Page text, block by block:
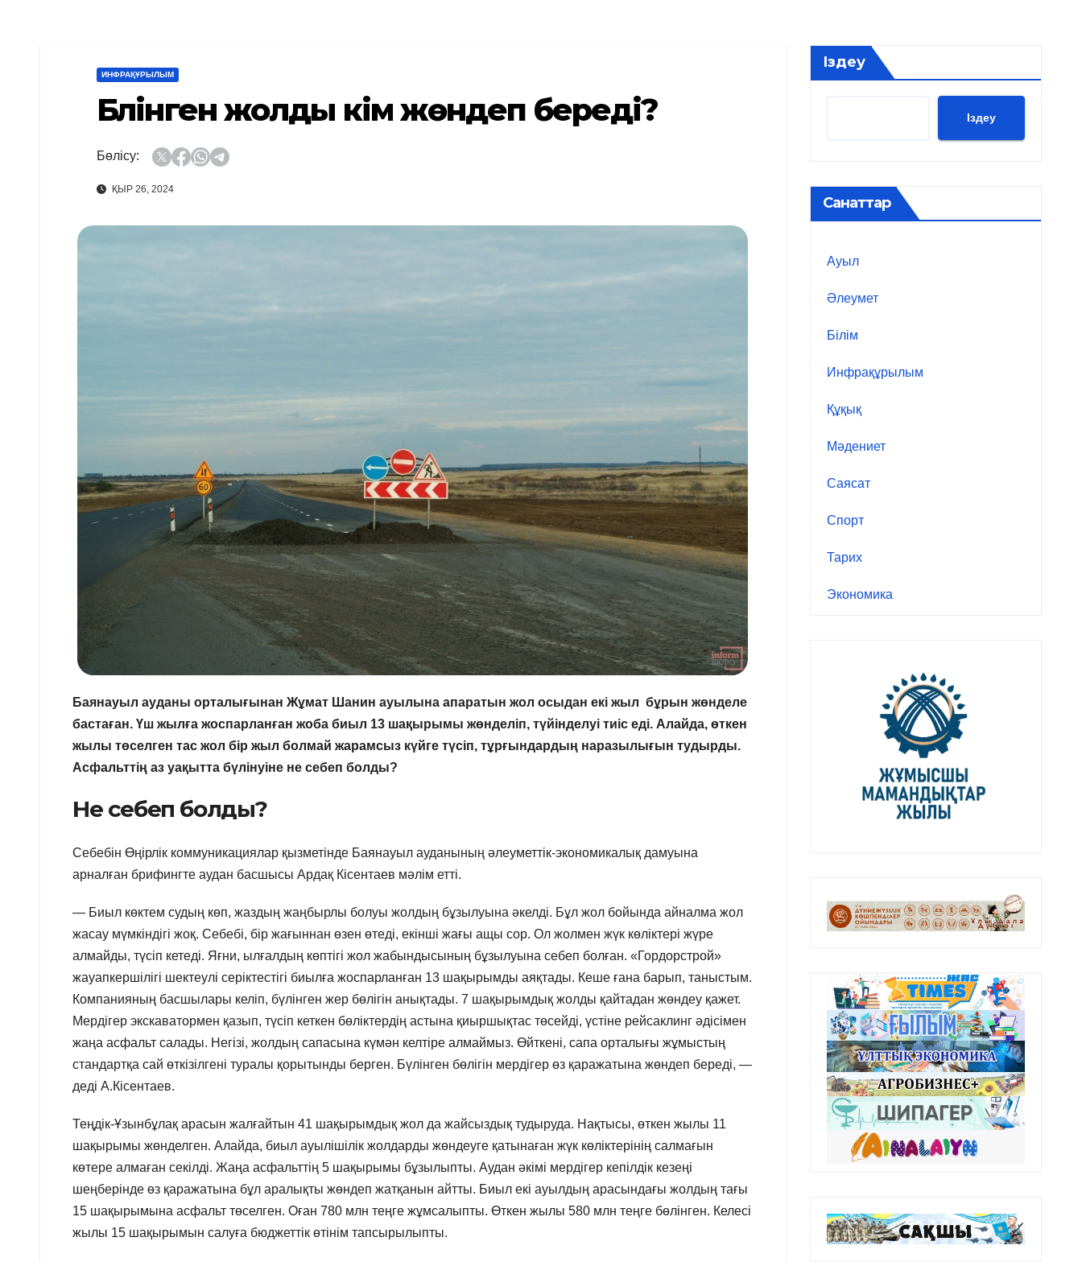
ИНФРАҚҰРЫЛЫМ
Бүлінген жолды кім жөндеп береді?
Бөлісу:
ҚЫР 26, 2024
Баянауыл ауданы орталығынан Жұмат Шанин ауылына апаратын жол осыдан екі жыл бұрын жөнделе
бастаған. Үш жылға жоспарланған жоба биыл 13 шақырымы жөнделіп, түйінделуі тиіс еді. Алайда, өткен
жылы төселген тас жол бір жыл болмай жарамсыз күйге түсіп, тұрғындардың наразылығын тудырды.
Асфальттің аз уақытта бүлінуіне не себеп болды?
Не себеп болды?
Себебін Өңірлік коммуникациялар қызметінде Баянауыл ауданының әлеуметтік-экономикалық дамуына
арналған брифингте аудан басшысы Ардақ Кісентаев мәлім етті.
— Биыл көктем судың көп, жаздың жаңбырлы болуы жолдың бұзылуына әкелді. Бұл жол бойында айналма жол
жасау мүмкіндігі жоқ. Себебі, бір жағыннан өзен өтеді, екінші жағы ащы сор. Ол жолмен жүк көліктері жүре
алмайды, түсіп кетеді. Яғни, ылғалдың көптігі жол жабындысының бұзылуына себеп болған. «Гордорстрой»
жауапкершілігі шектеулі серіктестігі биылға жоспарланған 13 шақырымды аяқтады. Кеше ғана барып, таныстым.
Компанияның басшылары келіп, бүлінген жер бөлігін анықтады. 7 шақырымдық жолды қайтадан жөндеу қажет.
Мердігер экскаватормен қазып, түсіп кеткен бөліктердің астына қиыршықтас төсейді, үстіне рейсаклинг әдісімен
жаңа асфальт салады. Негізі, жолдың сапасына күмән келтіре алмаймыз. Өйткені, сапа орталығы жұмыстың
стандартқа сай өткізілгені туралы қорытынды берген. Бүлінген бөлігін мердігер өз қаражатына жөндеп береді, —
деді А.Кісентаев.
Теңдік-Ұзынбұлақ арасын жалғайтын 41 шақырымдық жол да жайсыздық тудыруда. Нақтысы, өткен жылы 11
шақырымы жөнделген. Алайда, биыл ауылішілік жолдарды жөндеуге қатынаған жүк көліктерінің салмағын
көтере алмаған секілді. Жаңа асфальттің 5 шақырымы бұзылыпты. Аудан әкімі мердігер кепілдік кезеңі
шеңберінде өз қаражатына бұл аралықты жөндеп жатқанын айтты. Биыл екі ауылдың арасындағы жолдың тағы
15 шақырымына асфальт төселген. Оған 780 млн теңге жұмсалыпты. Өткен жылы 580 млн теңге бөлінген. Келесі
жылы 15 шақырымын салуға бюджеттік өтінім тапсырылыпты.
Іздеу
Іздеу
Санаттар
Ауыл
Әлеумет
Білім
Инфрақұрылым
Құқық
Мәдениет
Саясат
Спорт
Тарих
Экономика